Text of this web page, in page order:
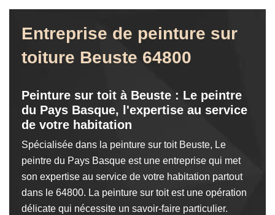
Entreprise de peinture sur
toiture Beuste 64800
Peinture sur toit à Beuste : Le peintre
du Pays Basque, l'expertise au service
de votre habitation
Spécialisée dans la peinture sur toit Beuste, Le
peintre du Pays Basque est une entreprise qui met
son expertise au service de votre habitation partout
dans le 64800. La peinture sur toit est une opération
délicate qui nécessite un savoir-faire particulier.